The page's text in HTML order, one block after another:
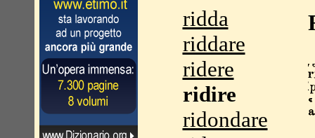
ridda
riddare
ridere
ridire
ridondare